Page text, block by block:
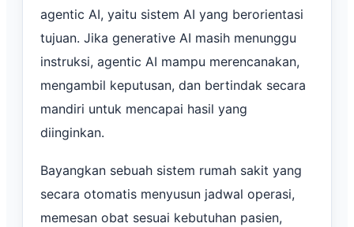
agentic AI, yaitu sistem AI yang berorientasi
tujuan. Jika generative AI masih menunggu
instruksi, agentic AI mampu merencanakan,
mengambil keputusan, dan bertindak secara
mandiri untuk mencapai hasil yang
diinginkan.
Bayangkan sebuah sistem rumah sakit yang
secara otomatis menyusun jadwal operasi,
memesan obat sesuai kebutuhan pasien,